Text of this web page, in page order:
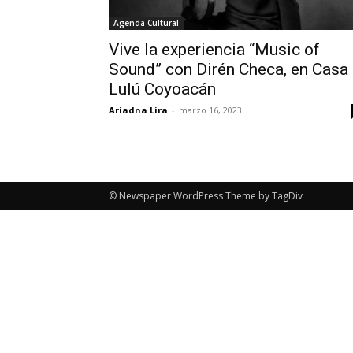
Agenda Cultural
Vive la experiencia “Music of
Sound” con Dirén Checa, en Casa
Lulú Coyoacán
Ariadna Lira - marzo 16, 2023
© Newspaper WordPress Theme by TagDiv